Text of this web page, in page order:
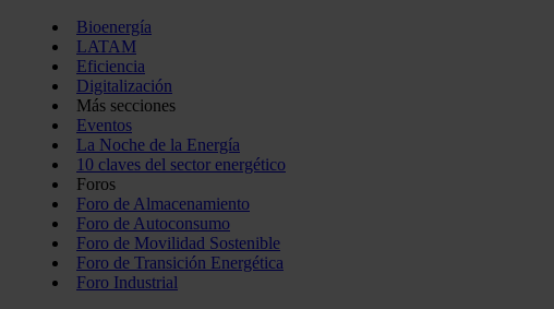
Bioenergía
LATAM
Eficiencia
Digitalización
Más secciones
Eventos
La Noche de la Energía
10 claves del sector energético
Foros
Foro de Almacenamiento
Foro de Autoconsumo
Foro de Movilidad Sostenible
Foro de Transición Energética
Foro Industrial